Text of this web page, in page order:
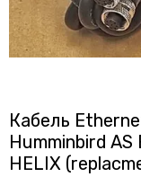
Кабель
Humminbird AS
HELIX